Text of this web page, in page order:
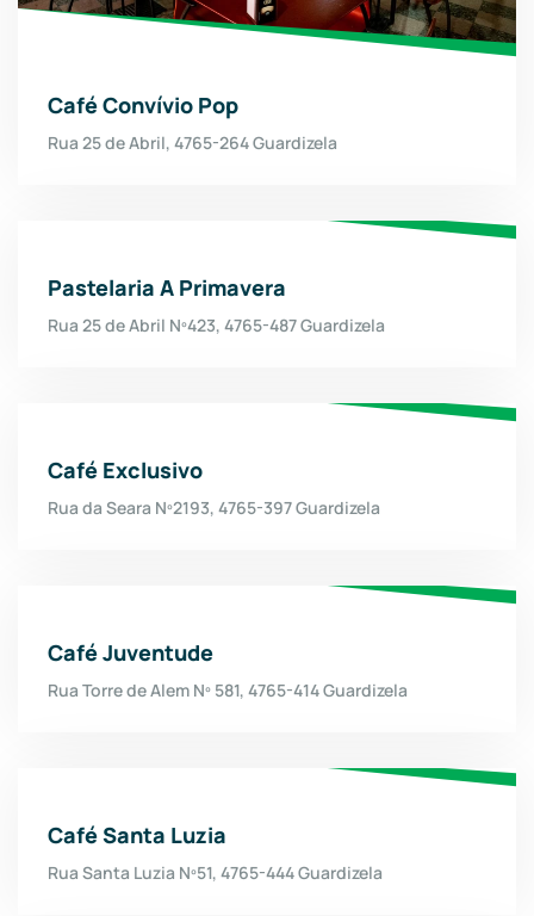
Café Convívio Pop
Rua 25 de Abril, 4765-264 Guardizela
Pastelaria A Primavera
Rua 25 de Abril Nº423, 4765-487 Guardizela
Café Exclusivo
Rua da Seara Nº2193, 4765-397 Guardizela
Café Juventude
Rua Torre de Alem Nº 581, 4765-414 Guardizela
Café Santa Luzia
Rua Santa Luzia Nº51, 4765-444 Guardizela